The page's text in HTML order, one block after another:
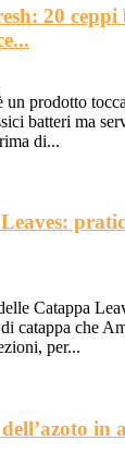
20
prodotto
batteri ma
di...
Catappa
catappa che
per...
in